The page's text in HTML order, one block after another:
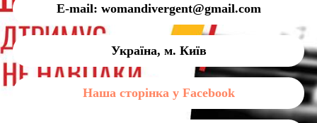
E-mail: womandivergent@gmail.com
Україна, м. Київ
Наша сторінка у Facebook